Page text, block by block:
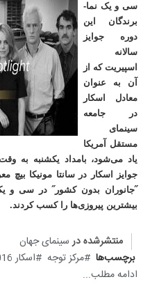
سی و یک نما-
برندگان این
دوره جوایز
سالانه
اسپیریت که از
آن به عنوان
معادل اسکار
در جامعه
سینمای
مستقل آمریکا
یاد می‌شود، بامداد یکشنبه به
جوایز اسکار در سانتا مونیکا بیچ
˝جانوران بدون کشور˝ در سی‌ و
بیشترین پیروزی‌ها را کسب کردند.
منتشرشده در سینمای جهان
برچسب‌ها
مرکز توجه اسکار 2016
ادامه مطلب...